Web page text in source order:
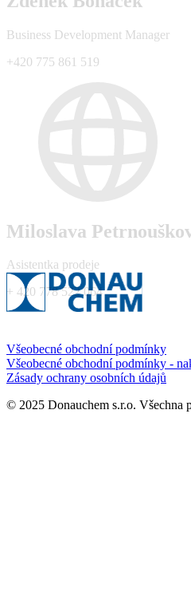
Business Development Manager
+420 775 861 519
Miloslava
Asistentka prodeje
+ 420 778 522 064
Všeobecné obchodní podmínky
Všeobecné obchodní podmínky -
Zásady ochrany osobních údajů
© 2025 Donauchem s.r.o. Všechna